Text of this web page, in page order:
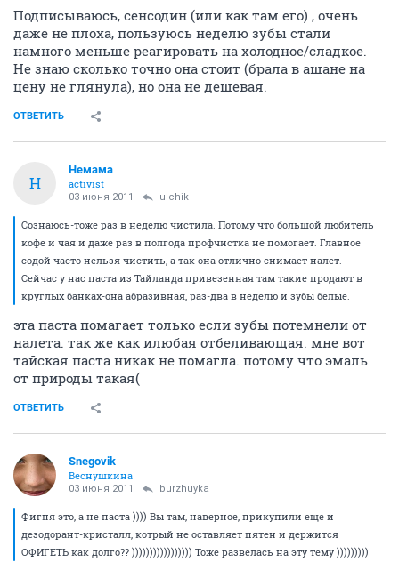
Подписываюсь, сенсодин (или как там его) , очень
даже не плоха, пользуюсь неделю зубы стали
намного меньше реагировать на холодное/сладкое.
Не знаю сколько точно она стоит (брала в ашане на
цену не глянула), но она не дешевая.
ОТВЕТИТЬ
Н
Немама
activist
03 июня 2011 ulchik
Сознаюсь-тоже раз в неделю чистила. Потому что большой любитель
кофе и чая и даже раз в полгода профчистка не помогает. Главное
содой часто нельзя чистить, а так она отлично снимает налет.
Сейчас у нас паста из Тайланда привезенная там такие продают в
круглых банках-она абразивная, раз-два в неделю и зубы белые.
эта паста помагает только если зубы потемнели от
налета. так же как илюбая отбеливающая. мне вот
тайская паста никак не помагла. потому что эмаль
от природы такая(
ОТВЕТИТЬ
Snegovik
Веснушкина
03 июня 2011 burzhuyka
Фигня это, а не паста )))) Вы там, наверное, прикупили еще и
дезодорант-кристалл, котрый не оставляет пятен и держится
ОФИГЕТЬ как долго?? ))))))))))))))))) Тоже развелась на эту тему )))))))))